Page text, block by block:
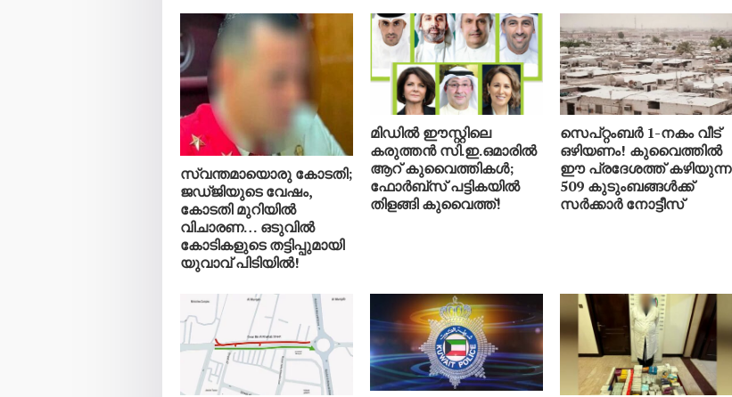
സ്വന്തമായൊരു കോടതി;
ജഡ്ജിയുടെ വേഷം,
കോടതി മുറിയിൽ
വിചാരണ… ഒടുവിൽ
കോടികളുടെ തട്ടിപ്പുമായി
യുവാവ് പിടിയിൽ!
മിഡിൽ ഈസ്റ്റിലെ
കരുത്തൻ സി.ഇ.ഒമാരിൽ
ആറ് കുവൈത്തികൾ;
ഫോർബ്സ് പട്ടികയിൽ
തിളങ്ങി കുവൈത്ത്!
സെപ്റ്റംബർ 1-നകം വീട്
ഒഴിയണം! കുവൈത്തിൽ
ഈ പ്രദേശത്ത് കഴിയുന്ന
509 കുടുംബങ്ങൾക്ക്
സർക്കാർ നോട്ടീസ്